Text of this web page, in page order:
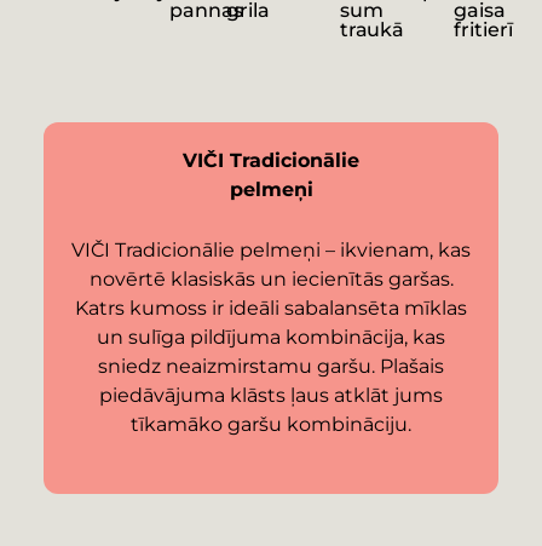
pannasgrila
sum
traukā
gaisa
fritierī
VIČI Tradicionālie
pelmeņi
VIČI Tradicionālie pelmeņi – ikvienam, kas
novērtē klasiskās un iecienītās garšas.
Katrs kumoss ir ideāli sabalansēta mīklas
un sulīga pildījuma kombinācija, kas
sniedz neaizmirstamu garšu. Plašais
piedāvājuma klāsts ļaus atklāt jums
tīkamāko garšu kombināciju.